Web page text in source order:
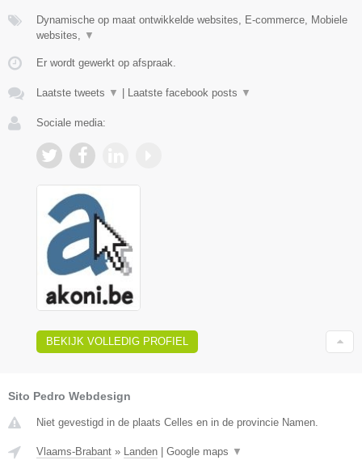
Dynamische op maat ontwikkelde websites, E-commerce, Mobiele
websites, ▼
Er wordt gewerkt op afspraak.
Laatste tweets ▼ Laatste facebook posts ▼
Sociale media:
BEKIJK VOLLEDIG PROFIEL
Sito Pedro Webdesign
Niet gevestigd in de plaats Celles en in de provincie Namen.
Vlaams-Brabant » Landen Google maps ▼